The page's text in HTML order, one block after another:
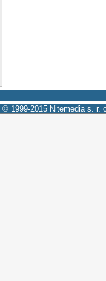
© 1999-2015 Nitemedia s. r.